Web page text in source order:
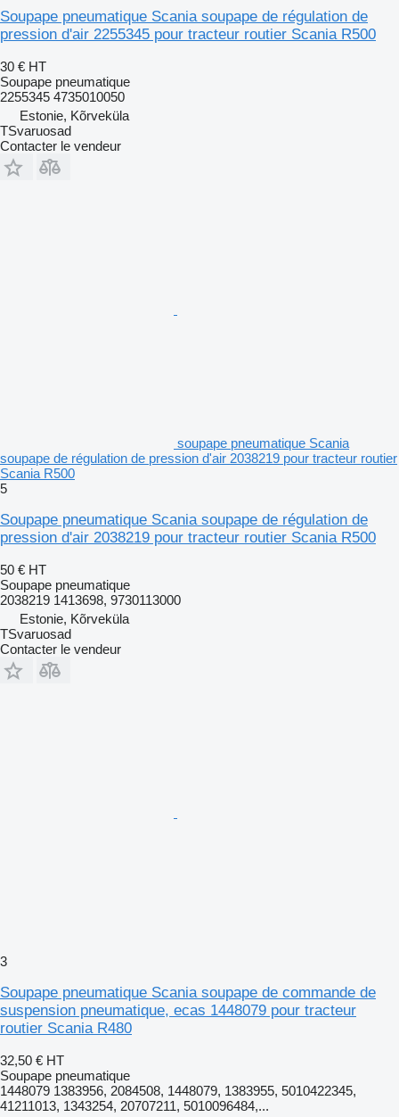
Soupape pneumatique Scania soupape de régulation de
pression d'air 2255345 pour tracteur routier Scania R500
30 € HT
Soupape pneumatique
2255345 4735010050
Estonie, Kõrveküla
TSvaruosad
Contacter le vendeur
soupape pneumatique Scania
soupape de régulation de pression d'air 2038219 pour tracteur routier
Scania R500
5
Soupape pneumatique Scania soupape de régulation de
pression d'air 2038219 pour tracteur routier Scania R500
50 € HT
Soupape pneumatique
2038219 1413698, 9730113000
Estonie, Kõrveküla
TSvaruosad
Contacter le vendeur
3
Soupape pneumatique Scania soupape de commande de
suspension pneumatique, ecas 1448079 pour tracteur
routier Scania R480
32,50 € HT
Soupape pneumatique
1448079 1383956, 2084508, 1448079, 1383955, 5010422345,
41211013, 1343254, 20707211, 5010096484,...